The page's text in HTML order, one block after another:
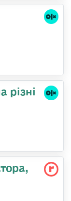
різні